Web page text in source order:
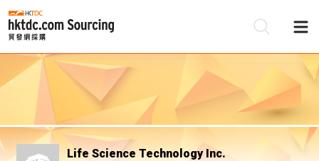
Life Science Technology Inc.